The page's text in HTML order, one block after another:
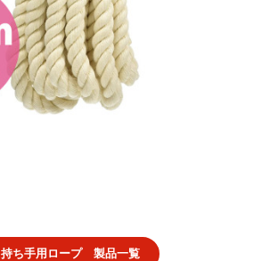
持ち手用ロープ 製品一覧